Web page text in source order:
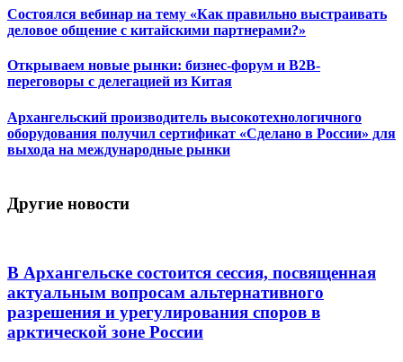
Состоялся вебинар на тему «Как правильно выстраивать
деловое общение с китайскими партнерами?»
Открываем новые рынки: бизнес-форум и B2B-
переговоры с делегацией из Китая
Архангельский производитель высокотехнологичного
оборудования получил сертификат «Сделано в России» для
выхода на международные рынки
Другие новости
В Архангельске состоится сессия, посвященная
актуальным вопросам альтернативного
разрешения и урегулирования споров в
арктической зоне России